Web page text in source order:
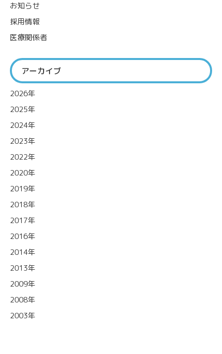
お知らせ
採用情報
医療関係者
アーカイブ
2026年
2025年
2024年
2023年
2022年
2020年
2019年
2018年
2017年
2016年
2014年
2013年
2009年
2008年
2003年